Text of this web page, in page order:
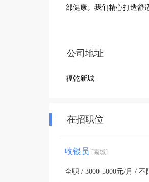
部健康。我们精心打造舒
择悦耳采耳，开启一场耳
公司地址
福乾新城
在招职位
收银员 [南城]
全职 / 3000-5000元/月 / 不